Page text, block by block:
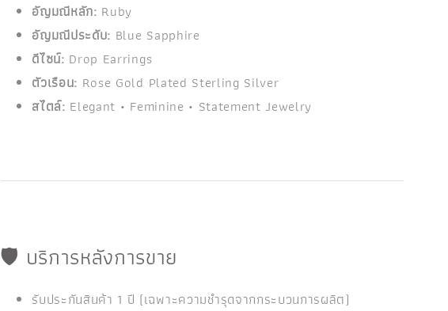
อัญมณีหลัก: Ruby
อัญมณีประดับ: Blue Sapphire
ดีไซน์: Drop Earrings
ตัวเรือน: Rose Gold Plated Sterling Silver
สไตล์: Elegant • Feminine • Statement Jewelry
🛡️ บริการหลังการขาย
รับประกันสินค้า 1 ปี (เฉพาะความชำรุดจากกระบวนการผลิต)